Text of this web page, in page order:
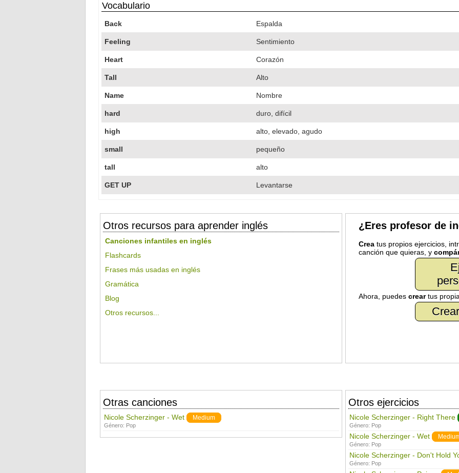
Vocabulario
Back Espalda
Feeling Sentimiento
Heart Corazón
Tall Alto
Name Nombre
hard duro, difícil
high alto, elevado, agudo
small pequeño
tall alto
GET UP Levantarse
Otros recursos para aprender inglés
Canciones infantiles en inglés
Flashcards
Frases más usadas en inglés
Gramática
Blog
Otros recursos...
¿Eres profesor de
Creatus propios ejercicios,
canción que quieras, y
Ahora, puedes creartus
Otras canciones
Nicole Scherzinger - Wet Medium
Género: Pop
Otros ejercicios
Nicole Scherzinger - Right There
Género: Pop
Nicole Scherzinger - Wet
Género: Pop
Nicole Scherzinger - Don't Hold
Género: Pop